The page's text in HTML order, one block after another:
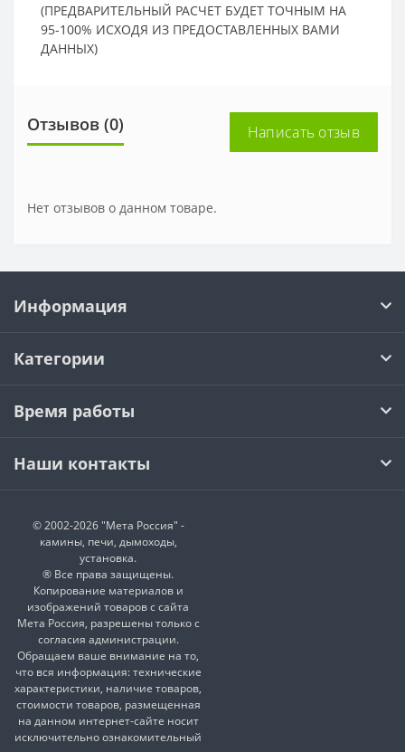
(ПРЕДВАРИТЕЛЬНЫЙ РАСЧЕТ БУДЕТ ТОЧНЫМ НА
95-100% ИСХОДЯ ИЗ ПРЕДОСТАВЛЕННЫХ ВАМИ
ДАННЫХ)
Отзывов (0) Написать отзыв
Нет отзывов о данном товаре.
Информация
Категории
Время работы
Наши контакты
© 2002-2026 "Мета Россия" -
камины, печи, дымоходы,
установка.
® Все права защищены.
Копирование материалов и
изображений товаров с сайта
Мета Россия, разрешены только с
согласия администрации.
Обращаем ваше внимание на то,
что вся информация: технические
характеристики, наличие товаров,
стоимости товаров, размещенная
на данном интернет-сайте носит
исключительно ознакомительный